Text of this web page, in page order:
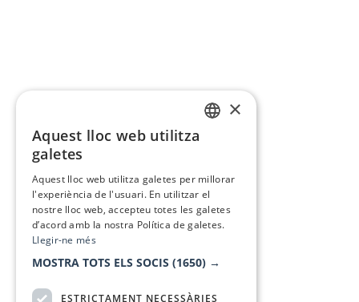
×
Aquest lloc web utilitza
galetes
Aquest lloc web utilitza galetes per millorar
l'experiència de l'usuari. En utilitzar el
nostre lloc web, accepteu totes les galetes
d’acord amb la nostra Política de galetes.
Llegir-ne més
MOSTRA TOTS ELS SOCIS (1650) →
ESTRICTAMENT NECESSÀRIES